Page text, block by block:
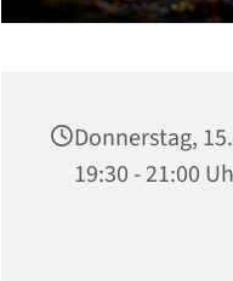
Donnerstag,
19:30 - 21:00